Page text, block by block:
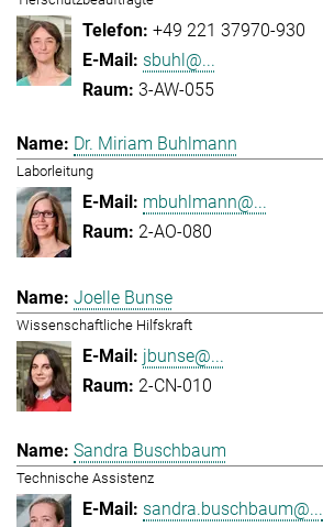
+49 221 37970-930
sbuhl@...
3-AW-055
Dr. Miriam Buhlmann
Laborleitung
mbuhlmann@...
2-AO-080
Joelle Bunse
Wissenschaftliche Hilfskraft
jbunse@...
2-CN-010
Sandra Buschbaum
Technische Assistenz
sandra.buschbaum@...